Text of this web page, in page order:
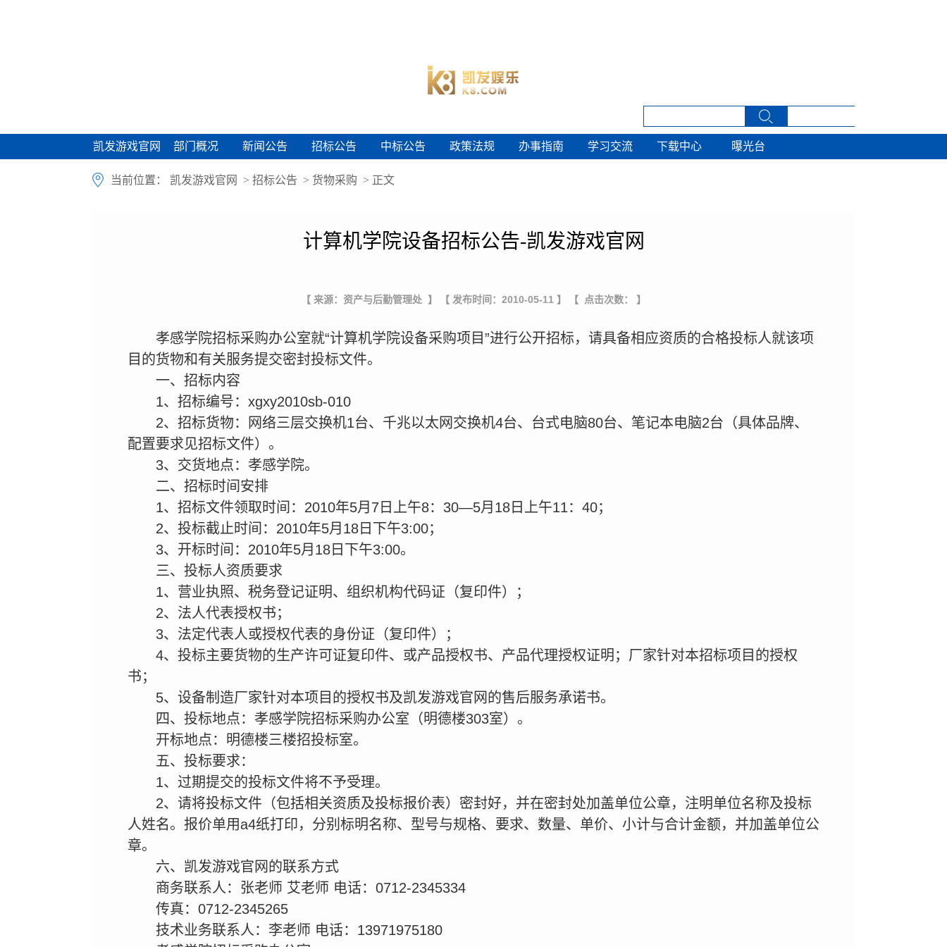
凯发游戏官网
凯发游戏官网 部门概况
部门概况 新闻公告
新闻公告 招标公告
招标公告 中标公告
中标公告 政策法规
政策法规 办事指南
办事指南 学习交流
学习交流 下载中心
下载中心 曝光台
曝光台
当前位置： 凯发游戏官网 > 招标公告 > 货物采购 > 正文
计算机学院设备招标公告-凯发游戏官网
【 来源：资产与后勤管理处 】 【 发布时间：2010-05-11 】 【 点击次数： 】
孝感学院招标采购办公室就“计算机学院设备采购项目”进行公开招标，请具备相应资质的合格投标人就该项
目的货物和有关服务提交密封投标文件。
一、招标内容
1、招标编号：xgxy2010sb-010
2、招标货物：网络三层交换机1台、千兆以太网交换机4台、台式电脑80台、笔记本电脑2台（具体品牌、
配置要求见招标文件）。
3、交货地点：孝感学院。
二、招标时间安排
1、招标文件领取时间：2010年5月7日上午8：30—5月18日上午11：40；
2、投标截止时间：2010年5月18日下午3:00；
3、开标时间：2010年5月18日下午3:00。
三、投标人资质要求
1、营业执照、税务登记证明、组织机构代码证（复印件）；
2、法人代表授权书；
3、法定代表人或授权代表的身份证（复印件）；
4、投标主要货物的生产许可证复印件、或产品授权书、产品代理授权证明；厂家针对本招标项目的授权
书；
5、设备制造厂家针对本项目的授权书及凯发游戏官网的售后服务承诺书。
四、投标地点：孝感学院招标采购办公室（明德楼303室）。
开标地点：明德楼三楼招投标室。
五、投标要求：
1、过期提交的投标文件将不予受理。
2、请将投标文件（包括相关资质及投标报价表）密封好，并在密封处加盖单位公章，注明单位名称及投标
人姓名。报价单用a4纸打印，分别标明名称、型号与规格、要求、数量、单价、小计与合计金额，并加盖单位公
章。
六、凯发游戏官网的联系方式
商务联系人：张老师 艾老师 电话：0712-2345334
传真：0712-2345265
技术业务联系人：李老师 电话：13971975180